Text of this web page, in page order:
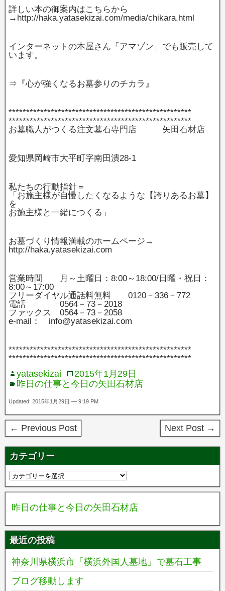
詳しい本の御案内はこちらから
→http://haka.yatasekizai.com/media/chikara.html
インターネットの本屋さん「アマゾン」でも販売して
います。
⇒『心が強くなるお墓参りのチカラ』
****************************************************
****************************************************
お墓職人がつくる注文墓石専門店 矢田石材店
愛知県岡崎市大平町字南田潰28‐1
私たちの行動指針＝
「お施主様が自慢したくなるような【誇りあるお墓】
を
お施主様と一緒につくる」
お墓づくり情報満載のホームページ→
http://haka.yatasekizai.com
営業時間 月～土曜日：8:00～18:00/日曜・祝日：
8:00～17:00
フリーダイヤル通話料無料 0120－336－772
電話 0564－73－2018
ファックス 0564－73－2058
e-mail： info@yatasekizai.com
****************************************************
****************************************************
yatasekizai
2015年1月29日
昨日の仕事と今日の矢田石材店
Updated: 2015年1月29日 — 9:19 PM
← Previous Post Next Post →
カテゴリー
昨日の仕事と今日の矢田石材店
最近の投稿
神奈川県横浜市「横浜外国人墓地」で墓石工事
ブログ移動します